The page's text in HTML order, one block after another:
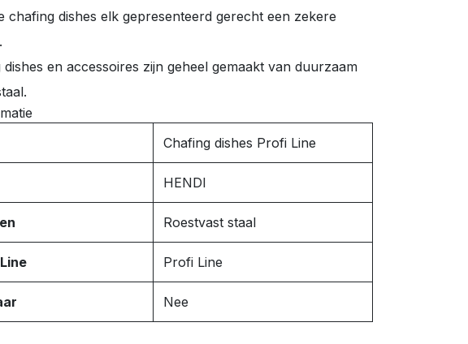
chafing dishes elk gepresenteerd gerecht een zekere
dishes en accessoires zijn geheel gemaakt van duurzaam
Chafing dishes Profi Line
HENDI
Roestvast staal
Profi Line
Nee